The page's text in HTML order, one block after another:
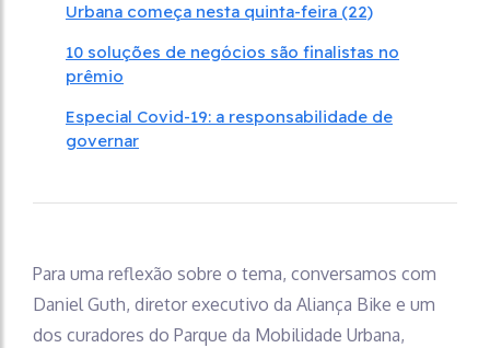
Urbana começa nesta quinta-feira (22)
10 soluções de negócios são finalistas no
prêmio
Especial Covid-19: a responsabilidade de
governar
Para uma reflexão sobre o tema, conversamos com
Daniel Guth, diretor executivo da Aliança Bike e um
dos curadores do Parque da Mobilidade Urbana,